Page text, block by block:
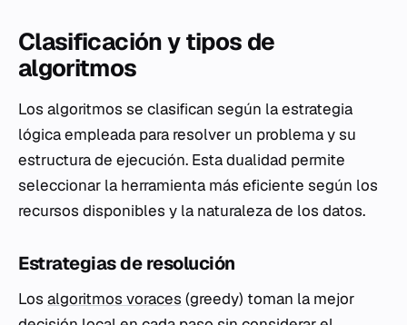
Clasificación y tipos de
algoritmos
Los algoritmos se clasifican según la estrategia
lógica empleada para resolver un problema y su
estructura de ejecución. Esta dualidad permite
seleccionar la herramienta más eficiente según los
recursos disponibles y la naturaleza de los datos.
Estrategias de resolución
Los algoritmos voraces (greedy) toman la mejor